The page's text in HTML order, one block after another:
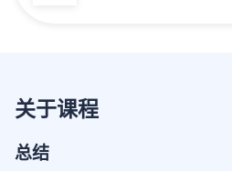
关于课程
总结